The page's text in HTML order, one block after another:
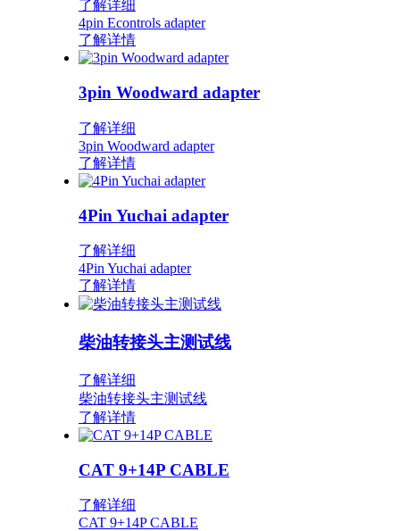
了解详细
4pin Econtrols adapter
了解详情
3pin Woodward adapter
了解详细
3pin Woodward adapter
了解详情
4Pin Yuchai adapter
了解详细
4Pin Yuchai adapter
了解详情
柴油转接头主测试线
了解详细
柴油转接头主测试线
了解详情
CAT 9+14P CABLE
了解详细
CAT 9+14P CABLE